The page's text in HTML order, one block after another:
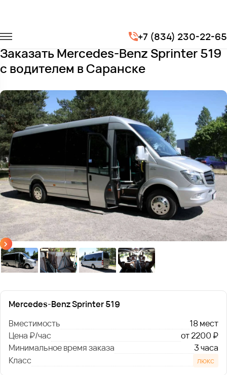
+7 (834) 230-22-65
Микроавтобусы
Mercedes-Benz Sprinter 519
Заказать Mercedes-Benz Sprinter 519
с водителем в Саранске
Mercedes-Benz Sprinter 519
Вместимость
18 мест
Цена ₽/час
от 2200 ₽
Минимальное время заказа
3 часа
Класс
люкс